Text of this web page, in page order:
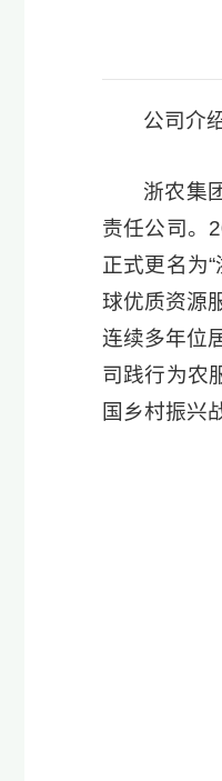
公司介
浙农集
责任公司。
正式更名为
球优质资源
连续多年位
司践行为农
国乡村振兴